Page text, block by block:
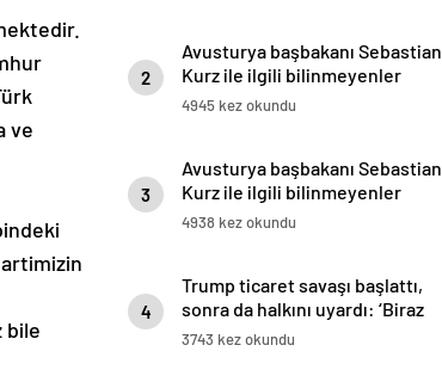
ve
bile
2
Avusturya başbakanı Sebastian
Kurz ile ilgili bilinmeyenler
4945 kez okundu
3
Avusturya başbakanı Sebastian
Kurz ile ilgili bilinmeyenler
4938 kez okundu
4
Trump ticaret savaşı başlattı,
sonra da halkını uyardı: ‘Biraz
acı çekebilirsiniz’
3743 kez okundu